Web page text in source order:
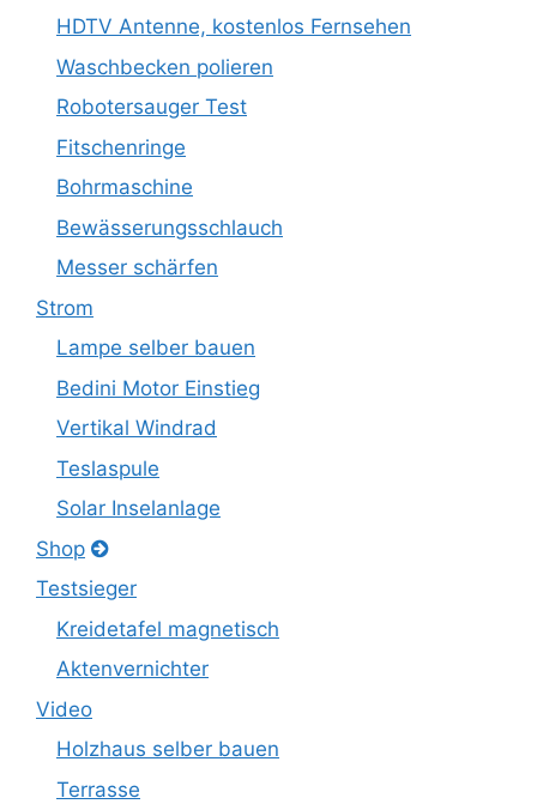
HDTV Antenne, kostenlos Fernsehen
Waschbecken polieren
Robotersauger Test
Fitschenringe
Bohrmaschine
Bewässerungsschlauch
Messer schärfen
Strom
Lampe selber bauen
Bedini Motor Einstieg
Vertikal Windrad
Teslaspule
Solar Inselanlage
Shop
Testsieger
Kreidetafel magnetisch
Aktenvernichter
Video
Holzhaus selber bauen
Terrasse